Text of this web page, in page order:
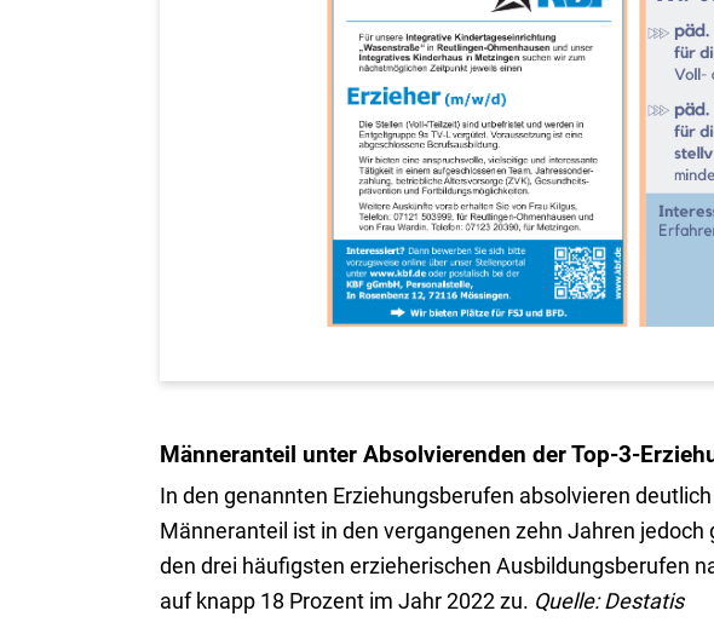
Männeranteil unter Absolvierenden der Top-3-
In den genannten Erziehungsberufen absolvieren
Männeranteil ist in den vergangenen zehn Jahren
den drei häufigsten erzieherischen Ausbildungsberufen
auf knapp 18 Prozent im Jahr 2022 zu. Quelle: Destatis